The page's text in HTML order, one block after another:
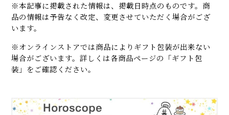
※本記事に掲載された情報は、掲載日時点のものです。商
品の情報は予告なく改定、変更させていただく場合がござ
います。
※オンラインストアでは商品によりギフト包装が出来ない
場合がございます。詳しくは各商品ページの「ギフト包
装」をご確認ください。